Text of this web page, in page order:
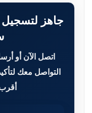
جاهز
اتصل الآن أو
التواصل معك